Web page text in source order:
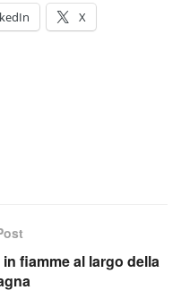
X
fiamme al largo della